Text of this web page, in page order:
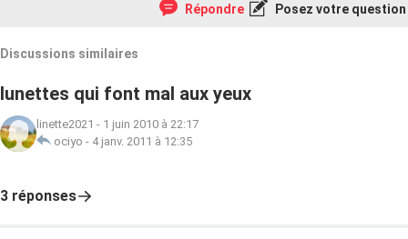
Répondre Posez votre question
Discussions similaires
lunettes qui font mal aux yeux
linette2021 - 1 juin 2010 à 22:17
ociyo - 4 janv. 2011 à 12:35
3 réponses